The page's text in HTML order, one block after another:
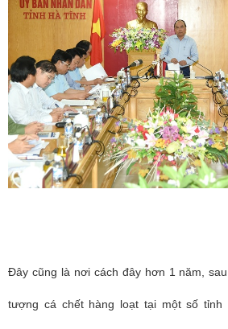
Đây cũng là nơi cách đây hơn 1 năm,
tượng cá chết hàng loạt tại một số tỉnh